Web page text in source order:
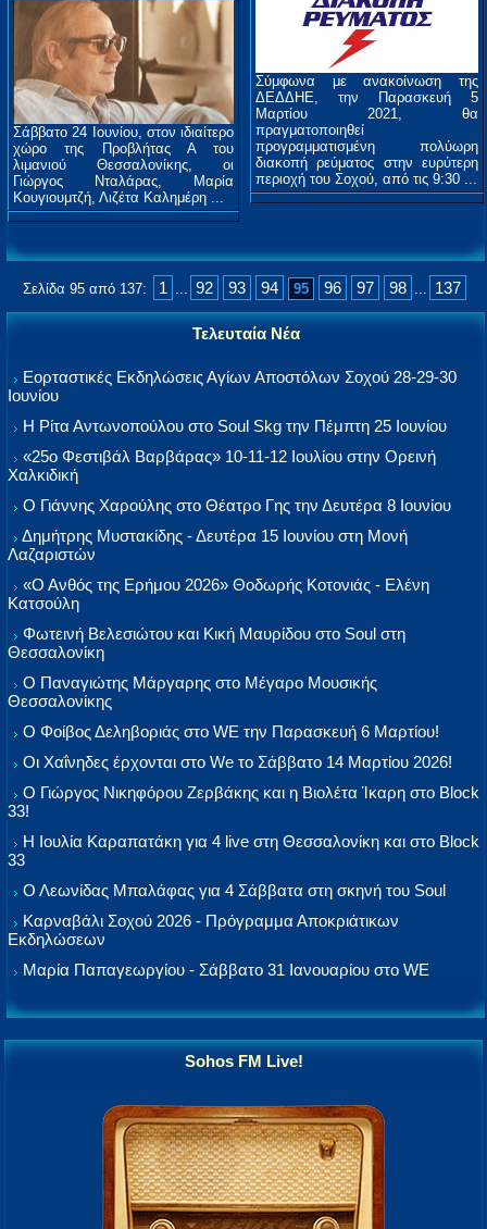
Σάββατο 24 Ιουνίου, στον ιδιαίτερο
χώρο της Προβλήτας Α του
λιμανιού Θεσσαλονίκης, οι
Γιώργος Νταλάρας, Μαρία
Κουγιουμτζή, Λιζέτα Καλημέρη ...
Σύμφωνα με ανακοίνωση της
ΔΕΔΔΗΕ, την Παρασκευή 5
Μαρτίου 2021, θα
πραγματοποιηθεί
προγραμματισμένη πολύωρη
διακοπή ρεύματος στην ευρύτερη
περιοχή του Σοχού, από τις 9:30 ...
Σελίδα 95 από 137: 1 ... 92 93 94 95 96 97 98 ... 137
Τελευταία Νέα
Εορταστικές Εκδηλώσεις Αγίων Αποστόλων Σοχού 28-29-30
Ιουνίου
Η Ρίτα Αντωνοπούλου στο Soul Skg την Πέμπτη 25 Ιουνίου
«25ο Φεστιβάλ Βαρβάρας» 10-11-12 Ιουλίου στην Ορεινή
Χαλκιδική
Ο Γιάννης Χαρούλης στο Θέατρο Γης την Δευτέρα 8 Ιουνίου
Δημήτρης Μυστακίδης - Δευτέρα 15 Ιουνίου στη Μονή
Λαζαριστών
«Ο Ανθός της Ερήμου 2026» Θοδωρής Κοτονιάς - Ελένη
Κατσούλη
Φωτεινή Βελεσιώτου και Κική Μαυρίδου στο Soul στη
Θεσσαλονίκη
Ο Παναγιώτης Μάργαρης στο Μέγαρο Μουσικής
Θεσσαλονίκης
Ο Φοίβος Δεληβοριάς στο WE την Παρασκευή 6 Μαρτίου!
Οι Χαΐνηδες έρχονται στο We το Σάββατο 14 Μαρτίου 2026!
Ο Γιώργος Νικηφόρου Ζερβάκης και η Βιολέτα Ίκαρη στο Block
33!
Η Ιουλία Καραπατάκη για 4 live στη Θεσσαλονίκη και στο Block
33
Ο Λεωνίδας Μπαλάφας για 4 Σάββατα στη σκηνή του Soul
Καρναβάλι Σοχού 2026 - Πρόγραμμα Αποκριάτικων
Εκδηλώσεων
Μαρία Παπαγεωργίου - Σάββατο 31 Ιανουαρίου στο WE
Sohos FM Live!